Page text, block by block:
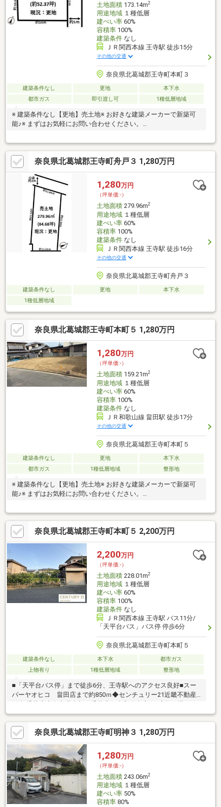
土地面積173.14m2
用途地域１種低層
建ぺい率60%
容積率100%
建築条件なし
ＪＲ関西本線 王寺駅 徒歩15分
その他の交通
奈良県北葛城郡王寺町本町３
建築条件なし 更地
本下水
都市ガス
即引渡し可 1種低層地域
※ 建築条件なし【更地】売土地※ お好きな建築メーカーで新築可
能♪※ まずはお気軽にお問い合わせください。
月々の返済額４４，１８５円～ ≪家賃より安く購入可能≫※変
動優遇金利0.875％、35年返済、自己資金0円、借入1598万円の場
合■頭金０円でも購入可 ■ボーナス返済なし当社提携銀行にて住
宅ローン金利が大幅優遇受けられます■掲載されていない物件も
多数ございます。お家探しは住宅情報量豊富なセンチュリー２１
関西不動産販売にお任せ下さい！まずは「0745-44-8681」まで、
お気軽にお電話下さい。
奈良県北葛城郡王寺町舟戸３ 1,280万円
1,280万円
（坪単価:-）
土地面積279.96m2
用途地域１種低層
建ぺい率60%
容積率100%
建築条件なし
ＪＲ関西本線 王寺駅 徒歩16分
その他の交通
奈良県北葛城郡王寺町舟戸３
建築条件なし 更地
本下水
1種低層地域
奈良県北葛城郡王寺町本町５ 1,280万円
1,280万円
（坪単価:-）
土地面積159.21m2
用途地域１種低層
建ぺい率60%
容積率100%
建築条件なし
ＪＲ和歌山線 畠田駅 徒歩17分
その他の交通
奈良県北葛城郡王寺町本町５
建築条件なし 更地
本下水
都市ガス
1種低層地域 整形地
※ 建築条件なし【更地】売土地※ お好きな建築メーカーで新築可
能♪※ まずはお気軽にお問い合わせください。
月々の返済額３４７７６円～ ≪家賃より安く購入可能≫※変動
優遇金利0.77％、35年返済、自己資金0円、借入1280万円の場合■
頭金０円でも購入可 ■ボーナス返済なし当社提携銀行にて住宅
ローン金利が大幅優遇受けられます■掲載されていない物件も多
数ございます。お家探しは住宅情報量豊富なセンチュリー２１関
西不動産販売にお任せ下さい！まずは「0745-44-8681」まで、お
気軽にお電話下さい。
奈良県北葛城郡王寺町本町５ 2,200万円
2,200万円
（坪単価:-）
土地面積228.01m2
用途地域１種低層
建ぺい率60%
容積率100%
建築条件なし
ＪＲ関西本線 王寺駅 バス11分/
「天平台バス」バス停 停歩6分
奈良県北葛城郡王寺町本町５
建築条件なし 本下水
都市ガス
上物有り
1種低層地域 整形地
■「天平台バス停」まで徒歩6分、王寺駅へのアクセス良好■スー
パーヤオヒコ 畠田店まで約850ｍ◆センチュリー21近畿不動産
地域密着で営業しております。トータル不動産として、土地探し
から建築計画・ライフプランまで一貫してサポートし、理想の住
まいづくりを見据えた土地選びをご提案いたします。センチュリ
ー21の情報力と実績を活かし、安心してお任せいただけるお取引
を心がけております。◆お気軽にお問い合わせください◆
奈良県北葛城郡王寺町明神３ 1,280万円
1,280万円
（坪単価:-）
土地面積243.06m2
用途地域１種低層
建ぺい率50%
容積率80%